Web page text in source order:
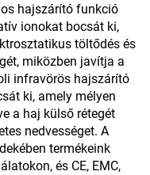
hajszárító funkció
ionokat bocsát ki,
töltődés és
miközben javítja a
infravörös hajszárító
ki, amely mélyen
a haj külső rétegét
nedvességet. A
termékeink
és CE, EMC,